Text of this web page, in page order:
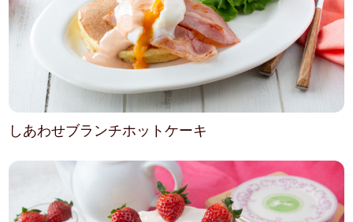
しあわせブランチホットケーキ